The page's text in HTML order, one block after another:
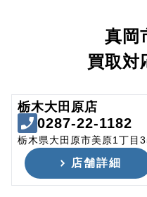
真岡
買取対
栃木大田原店
0287-22-1182
栃木県大田原市美原1丁目
店舗詳細